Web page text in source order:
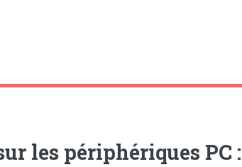
les périphériques PC